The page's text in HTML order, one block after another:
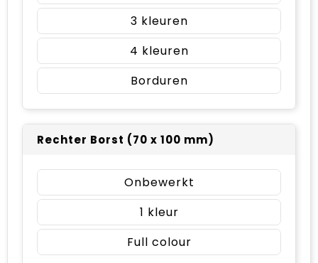
3
4
Borduren
Rechter Borst (70 x 100 mm)
Onbewerkt
1
Full colour